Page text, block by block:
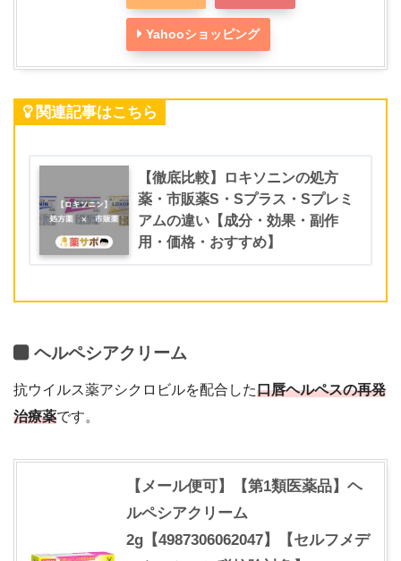
Yahooショッピング
関連記事はこちら
【徹底比較】ロキソニンの処方
薬・市販薬S・Sプラス・Sプレミ
アムの違い【成分・効果・副作
用・価格・おすすめ】
ヘルペシアクリーム
抗ウイルス薬アシクロビルを配合した口唇ヘルペスの再発
治療薬です。
【メール便可】【第1類医薬品】ヘ
ルペシアクリーム
2g【4987306062047】【セルフメデ